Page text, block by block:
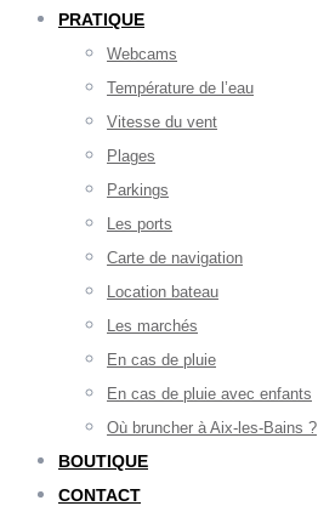
PRATIQUE
Webcams
Température de l’eau
Vitesse du vent
Plages
Parkings
Les ports
Carte de navigation
Location bateau
Les marchés
En cas de pluie
En cas de pluie avec enfants
Où bruncher à Aix-les-Bains ?
BOUTIQUE
CONTACT